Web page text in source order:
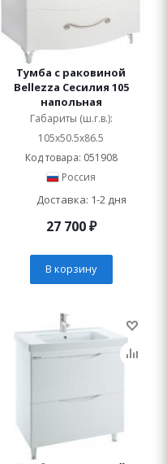
Тумба с раковиной
Bellezza Сесилия 105
напольная
Габариты (ш.г.в.):
105x50.5x86.5
Код товара: 051908
Россия
Доставка: 1-2 дня
27 700₽
В корзину